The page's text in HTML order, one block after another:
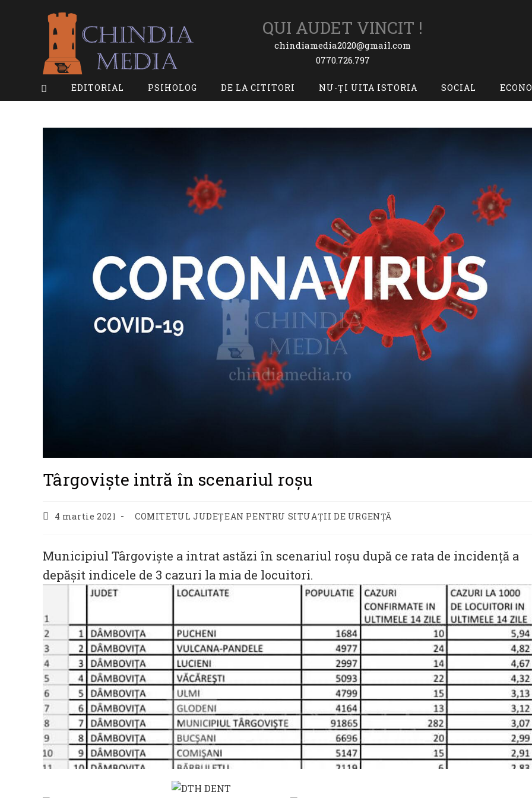
QUI AUDET VINCIT !
chindiamedia2020@gmail.com
0770.726.797
EDITORIAL PSIHOLOG DE LA CITITORI NU-ȚI UITA ISTORIA SOCIAL
Târgoviște intră în scenariul roșu
Post4 martie 2021
Post
COMITETUL JUDEȚEAN PENTRU SITUAȚII DE URGENȚĂ
Municipiul Târgoviște a intrat astăzi în scenariul roșu după ce rata de incidență a
depășit indicele de 3 cazuri la mia de locuitori.